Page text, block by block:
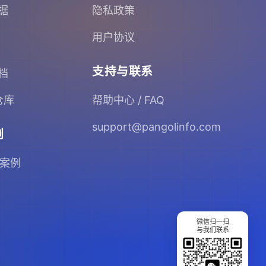
库
例
隐私政策
用户协议
支持与联系
帮助中心 / FAQ
support@pangolinfo.com
微信扫一扫
与我们联系